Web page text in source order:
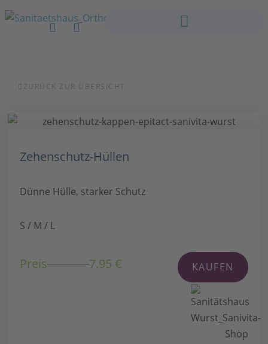
ZURÜCK ZUR ÜBERSICHT
Zehenschutz-Hüllen
Dünne Hülle, starker Schutz
S / M / L
Preis 7.95 € KAUFEN